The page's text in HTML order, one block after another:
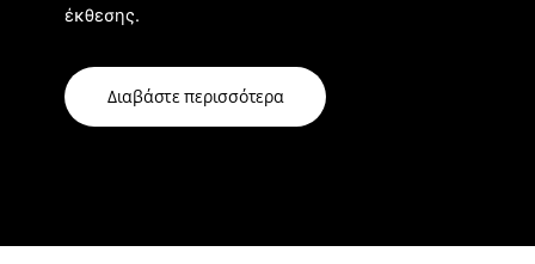
έκθεσης.
Διαβάστε περισσότερα